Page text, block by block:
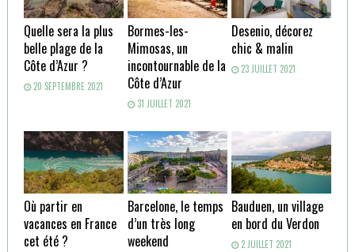
Quelle sera la plus
belle plage de la
Côte d’Azur ?
20 SEPTEMBRE 2021
Bormes-les-
Mimosas, un
incontournable de la
Côte d’Azur
31 JUILLET 2021
Desenio, décorez
chic & malin
23 JUILLET 2021
Où partir en
vacances en France
cet été ?
Barcelone, le temps
d’un très long
weekend
Bauduen, un village
en bord du Verdon
2 JUILLET 2021